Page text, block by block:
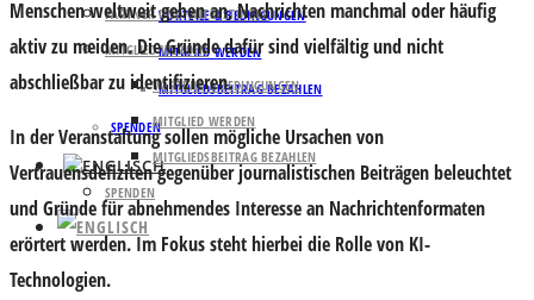
VORTEILE & BEDINGUNGEN
MITGLIED WERDEN
MITGLIEDSBEITRAG BEZAHLEN
SPENDEN
PARTNER UND UNTERSTÜTZER
MITGLIED WERDEN
VORTEILE & BEDINGUNGEN
MITGLIED WERDEN
MITGLIEDSBEITRAG BEZAHLEN
SPENDEN
Menschen weltweit geben an, Nachrichten manchmal oder häufig
aktiv zu meiden. Die Gründe dafür sind vielfältig und nicht
abschließbar zu identifizieren.
In der Veranstaltung sollen mögliche Ursachen von
Vertrauensdefiziten gegenüber journalistischen Beiträgen beleuchtet
und Gründe für abnehmendes Interesse an Nachrichtenformaten
erörtert werden. Im Fokus steht hierbei die Rolle von KI-
Technologien.